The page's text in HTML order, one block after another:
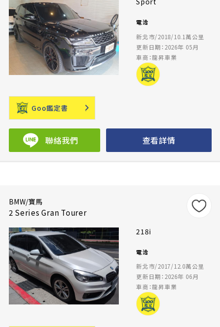
電洽
新北市/2018/10.1萬公里
更新日期：2026年 05月
車商：龍昇車業
Goo鑑定書
聯絡我們 查看詳情
BMW/寶馬
2 Series Gran Tourer
218i
電洽
新北市/2017/12.0萬公里
更新日期：2026年 06月
車商：龍昇車業